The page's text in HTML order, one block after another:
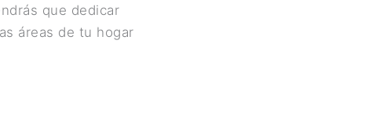
que dedicar
áreas de tu hogar